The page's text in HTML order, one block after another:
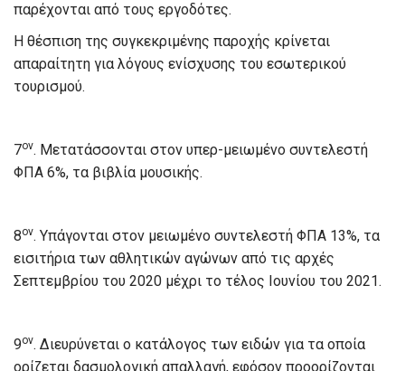
παρέχονται από τους εργοδότες.
Η θέσπιση της συγκεκριμένης παροχής κρίνεται
απαραίτητη για λόγους ενίσχυσης του εσωτερικού
τουρισμού.
7ον. Μετατάσσονται στον υπερ-μειωμένο συντελεστή
ΦΠΑ 6%, τα βιβλία μουσικής.
8ον. Υπάγονται στον μειωμένο συντελεστή ΦΠΑ 13%, τα
εισιτήρια των αθλητικών αγώνων από τις αρχές
Σεπτεμβρίου του 2020 μέχρι το τέλος Ιουνίου του 2021.
9ον. Διευρύνεται ο κατάλογος των ειδών για τα οποία
ορίζεται δασμολογική απαλλαγή, εφόσον προορίζονται